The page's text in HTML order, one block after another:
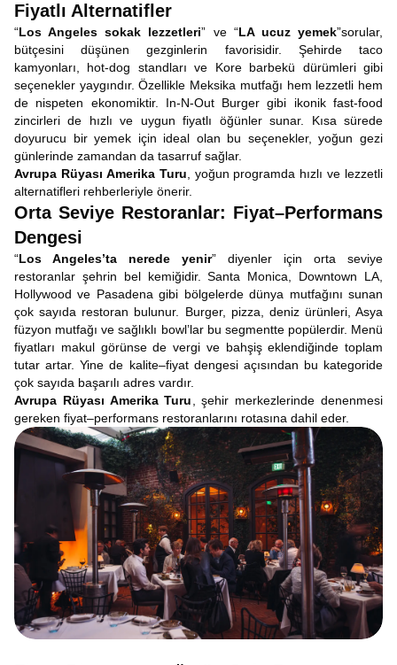
Fiyatlı Alternatifler
“Los Angeles sokak lezzetleri” ve “LA ucuz yemek”sorular,
bütçesini düşünen gezginlerin favorisidir. Şehirde taco
kamyonları, hot-dog standları ve Kore barbekü dürümleri gibi
seçenekler yaygındır. Özellikle Meksika mutfağı hem lezzetli hem
de nispeten ekonomiktir. In-N-Out Burger gibi ikonik fast-food
zincirleri de hızlı ve uygun fiyatlı öğünler sunar. Kısa sürede
doyurucu bir yemek için ideal olan bu seçenekler, yoğun gezi
günlerinde zamandan da tasarruf sağlar.
Avrupa Rüyası Amerika Turu , yoğun programda hızlı ve lezzetli
alternatifleri rehberleriyle önerir.
Orta Seviye Restoranlar: Fiyat–Performans
Dengesi
“Los Angeles’ta nerede yenir” diyenler için orta seviye
restoranlar şehrin bel kemiğidir. Santa Monica, Downtown LA,
Hollywood ve Pasadena gibi bölgelerde dünya mutfağını sunan
çok sayıda restoran bulunur. Burger, pizza, deniz ürünleri, Asya
füzyon mutfağı ve sağlıklı bowl’lar bu segmentte popülerdir. Menü
fiyatları makul görünse de vergi ve bahşiş eklendiğinde toplam
tutar artar. Yine de kalite–fiyat dengesi açısından bu kategoride
çok sayıda başarılı adres vardır.
Avrupa Rüyası Amerika Turu , şehir merkezlerinde denenmesi
gereken fiyat–performans restoranlarını rotasına dahil eder.